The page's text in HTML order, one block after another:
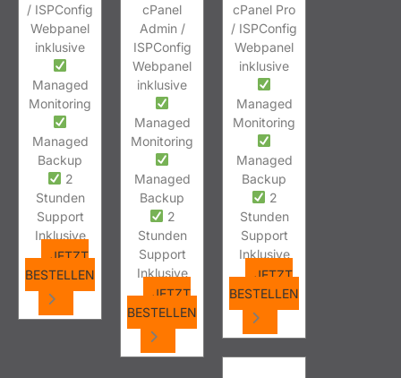
/ ISPConfig
Webpanel
inklusive
Managed
Monitoring
Managed
Backup
2
Stunden
Support
Inklusive
JETZT
BESTELLEN
cPanel
Admin /
ISPConfig
Webpanel
inklusive
Managed
Monitoring
Managed
Backup
2
Stunden
Support
Inklusive
JETZT
BESTELLEN
cPanel Pro
/ ISPConfig
Webpanel
inklusive
Managed
Monitoring
Managed
Backup
2
Stunden
Support
Inklusive
JETZT
BESTELLEN